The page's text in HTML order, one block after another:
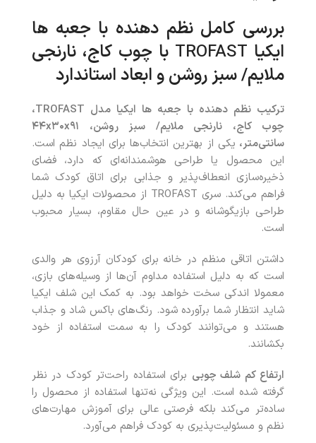
بررسی کامل نظم‌ دهنده با جعبه ها
ایکیا
با چوب کاج، نارنجی
ملایم/ سبز روشن و ابعاد استاندارد
ترکیب نظم‌ دهنده با جعبه ها ایکیا مدل TROFAST،
چوب کاج، نارنجی ملایم/ سبز روشن،
۴۴x۳۰x۹۱
سانتی‌متر، یکی از بهترین انتخاب‌ها برای ایجاد نظم است.
این محصول یا طراحی هوشمندانه‌ای که دارد، فضای
ذخیره‌سازی انعطاف‌پذیر و جذابی برای اتاق کودک شما
فراهم می‌کند. سری TROFAST از محصولات ایکیا به دلیل
طراحی بازیگوشانه و در عین حال مقاوم، بسیار محبوب
است.
داشتن اتاقی منظم در خانه برای کودکان آرزوی هر والدی
است که به‌ دلیل استفاده مداوم آن‌ها از وسیله‌های بازی،
معمولا اندکی سخت خواهد بود. به کمک این شلف ایکیا
شاید انتظار شما برآورده شود. رنگ‌های باکس شاد و جذاب
هستند و می‌توانند کودک را به سمت استفاده از خود
بکشانند.
ارتفاع کم شلف چوبی برای استفاده راحت‌تر کودک در نظر
گرفته شده است. این ویژگی نه‌تنها استفاده از محصول را
ساده‌تر می‌کند بلکه فرصتی عالی برای آموزش مهارت‌های
نظم و مسئولیت‌پذیری به کودک فراهم می‌آورد.